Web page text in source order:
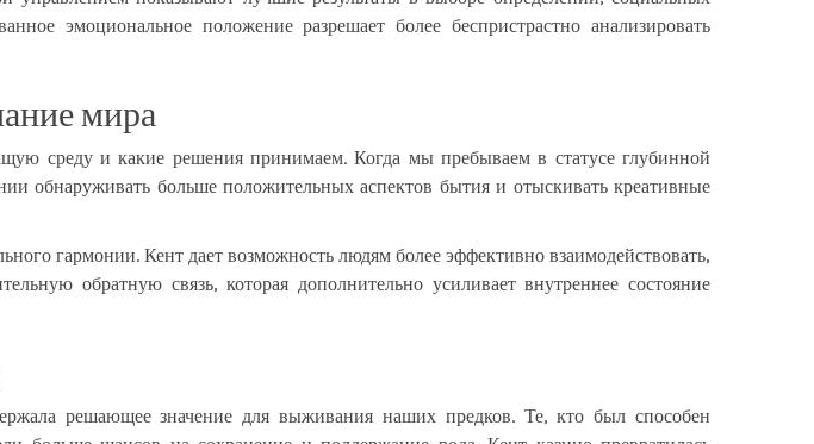
эмоциональное положение разрешает более беспристрастно анализировать
мира
среду и какие решения принимаем. Когда мы пребываем в статусе глубинной
обнаруживать больше положительных аспектов бытия и отыскивать креативные
гармонии. Кент дает возможность людям более эффективно взаимодействовать,
обратную связь, которая дополнительно усиливает внутреннее состояние
решающее значение для выживания наших предков. Те, кто был способен